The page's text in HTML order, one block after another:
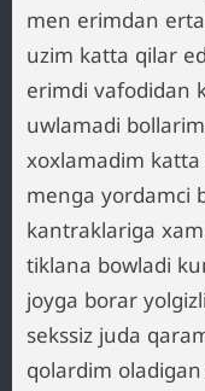
men erimdan
uzim katta qilar
erimdi vafodidan
uwlamadi
xoxlamadim
menga yordamci
kantraklariga
tiklana bowladi
joyga borar
sekssiz juda
qolardim